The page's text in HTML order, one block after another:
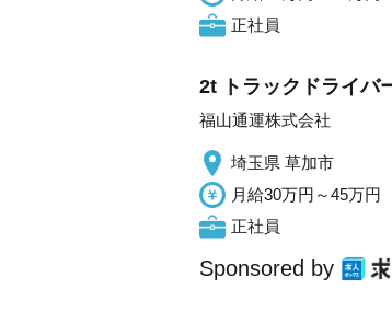
正社員
2t トラックドライバ
福山通運株式会社
埼玉県 草加市
月給30万円～45万円
正社員
Sponsored by